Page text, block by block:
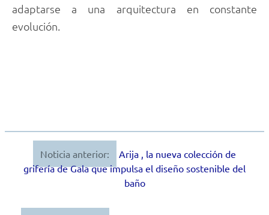
adaptarse a una arquitectura en constante
evolución.
Navegación
Noticia anterior:
Arija , la nueva colección de
grifería de Gala que impulsa el diseño sostenible del
baño